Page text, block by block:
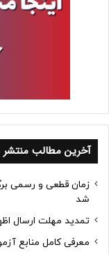
آخرین مطالب
شد
تمدید مهلت ارسال
معرفی کامل منابع آزمون وکالت 1405